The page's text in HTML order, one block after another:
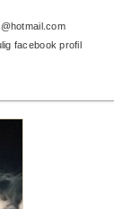
facebook profil